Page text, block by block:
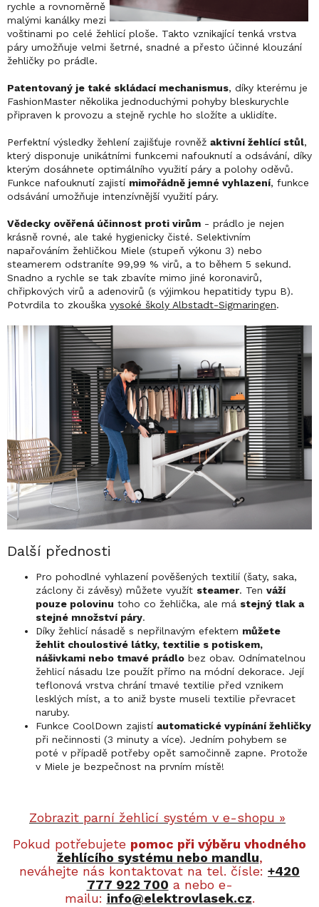
rychle a rovnoměrně
malými kanálky mezi
voštinami po celé žehlicí ploše. Takto vznikající tenká vrstva
páry umožňuje velmi šetrné, snadné a přesto účinné klouzání
žehličky po prádle.
Patentovaný je také skládací mechanismus, díky kterému je
FashionMaster několika jednoduchými pohyby bleskurychle
připraven k provozu a stejně rychle ho složíte a uklidíte.
Perfektní výsledky žehlení zajišťuje rovněž aktivní žehlící stůl,
který disponuje unikátními funkcemi nafouknutí a odsávání, díky
kterým dosáhnete optimálního využití páry a polohy oděvů.
Funkce nafouknutí zajistí mimořádně jemné vyhlazení, funkce
odsávání umožňuje intenzívnější využití páry.
Vědecky ověřená účinnost proti virům - prádlo je nejen
krásně rovné, ale také hygienicky čisté. Selektivním
napařováním žehličkou Miele (stupeň výkonu 3) nebo
steamerem odstraníte 99,99 % virů, a to během 5 sekund.
Snadno a rychle se tak zbavíte mimo jiné koronavirů,
chřipkových virů a adenovirů (s výjimkou hepatitidy typu B).
Potvrdila to zkouška vysoké školy Albstadt-Sigmaringen.
Další přednosti
Pro pohodlné vyhlazení pověšených textilií (šaty, saka,
záclony či závěsy) můžete využít steamer. Ten váží
pouze polovinu toho co žehlička, ale má stejný tlak a
stejné množství páry.
Díky žehlicí násadě s nepřilnavým efektem můžete
žehlit choulostivé látky, textilie s potiskem,
nášivkami nebo tmavé prádlo bez obav. Odnímatelnou
žehlicí násadu lze použít přímo na módní dekorace. Její
teflonová vrstva chrání tmavé textilie před vznikem
lesklých míst, a to aniž byste museli textilie převracet
naruby.
Funkce CoolDown zajistí automatické vypínání žehličky
při nečinnosti (3 minuty a více). Jedním pohybem se
poté v případě potřeby opět samočinně zapne. Protože
v Miele je bezpečnost na prvním místě!
Zobrazit parní žehlicí systém v e-shopu »
Pokud potřebujete pomoc při výběru vhodného
žehlícího systému nebo mandlu,
neváhejte nás kontaktovat na tel. čísle: +420
777 922 700 a nebo e-
mailu: info@elektrovlasek.cz.